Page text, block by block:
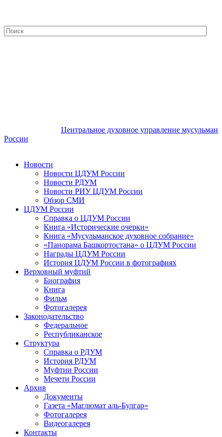
Центральное духовное управление мусульман
России
Новости
Новости ЦДУМ России
Новости РДУМ
Новости РИУ ЦДУМ России
Обзор СМИ
ЦДУМ России
Справка о ЦДУМ России
Книга «Исторические очерки»
Книга «Мусульманское духовное собрание»
«Панорама Башкортостана» о ЦДУМ России
Награды ЦДУМ России
История ЦДУМ России в фотографиях
Верховный муфтий
Биография
Книга
Фильм
Фотогалерея
Законодательство
Федеральное
Республиканское
Структура
Справка о РДУМ
История РДУМ
Муфтии России
Мечети России
Архив
Документы
Газета «Маглюмат аль-Булгар»
Фотогалерея
Видеогалерея
Контакты